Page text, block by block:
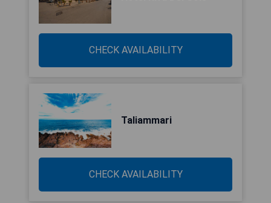
CHECK AVAILABILITY
Taliammari
CHECK AVAILABILITY